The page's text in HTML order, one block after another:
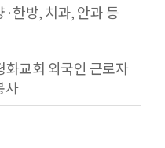
·한방, 치과, 안과 등
화교회 외국인 근로자
사